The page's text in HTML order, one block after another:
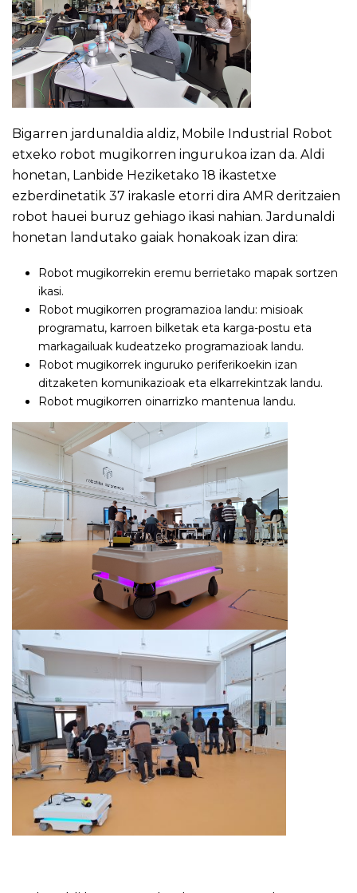
Bigarren jardunaldia aldiz, Mobile Industrial Robot
etxeko robot mugikorren ingurukoa izan da. Aldi
honetan, Lanbide Heziketako 18 ikastetxe
ezberdinetatik 37 irakasle etorri dira AMR deritzaien
robot hauei buruz gehiago ikasi nahian. Jardunaldi
honetan landutako gaiak honakoak izan dira:
Robot mugikorrekin eremu berrietako mapak sortzen
ikasi.
Robot mugikorren programazioa landu: misioak
programatu, karroen bilketak eta karga-postu eta
markagailuak kudeatzeko programazioak landu.
Robot mugikorrek inguruko periferikoekin izan
ditzaketen komunikazioak eta elkarrekintzak landu.
Robot mugikorren oinarrizko mantenua landu.